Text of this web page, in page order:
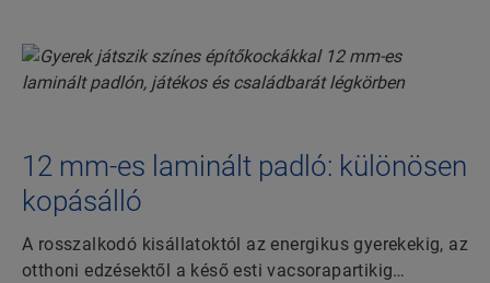
12 mm-es laminált padló: különösen
kopásálló
A rosszalkodó kisállatoktól az energikus gyerekekig, az
otthoni edzésektől a késő esti vacsorapartikig…